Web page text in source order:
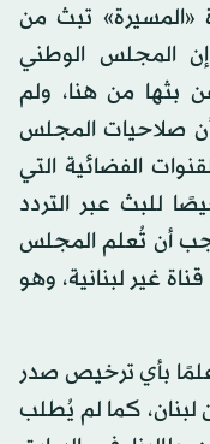
«المسيرة» تبث من
إن المجلس الوطني
بثها من هنا، ولم
أن صلاحيات المجلس
الفضائية التي
للبث عبر التردد
يجب أن تُعلم المجلس
غير لبنانية، وهو
بأي ترخيص صدر
لبنان، كما لم يُطلب